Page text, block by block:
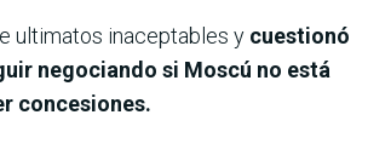
ultimatos inaceptables y cuestionó
negociando si Moscú no está
concesiones.